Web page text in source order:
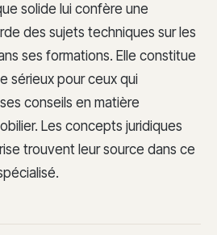
solide lui confère une
des sujets techniques sur les
ses formations. Elle constitue
sérieux pour ceux qui
conseils en matière
Les concepts juridiques
trouvent leur source dans ce